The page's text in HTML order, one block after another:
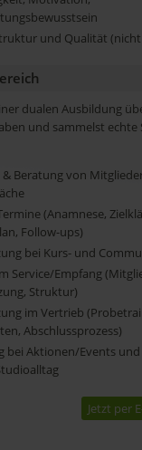
und Qualität (nicht
dualen Ausbildung
und sammelst echte
Beratung von
(Anamnese,
Follow-ups)
bei Kurs- und
Service/Empfang
Struktur)
im Vertrieb
Abschlussprozess)
bei Aktionen/Events
Jetzt per